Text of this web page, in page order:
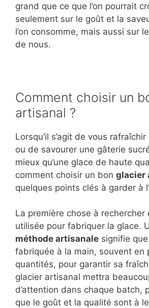
grand que ce que l’on pourrait
seulement sur le goût et la
l’on consomme, mais aussi sur
de nous.
Comment choisir un
artisanal ?
Lorsqu’il s’agit de vous rafraîchir
ou de savourer une gâterie
mieux qu’une glace de haute
comment choisir un bon glacier
quelques points clés à garder à
La première chose à rechercher
utilisée pour fabriquer la glace.
méthode artisanale signifie
fabriquée à la main, souvent en
quantités, pour garantir sa
glacier artisanal mettra
d’attention dans chaque batch,
que le goût et la qualité sont à